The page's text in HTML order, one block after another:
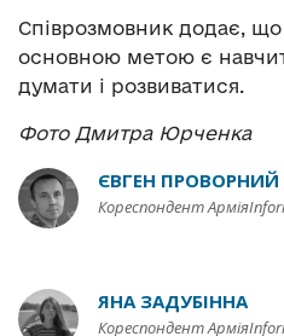
Співрозмовник додає, що
основною метою є
думати і розвиватися.
Фото Дмитра Юрченка
ЄВГЕН ПРОВОРНИЙ
Кореспондент
ЯНА ЗАДУБІННА
Кореспондент